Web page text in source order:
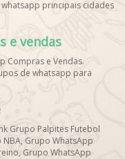
principais cidades
e vendas
Compras e Vendas.
de whatsapp para
Grupo Palpites Futebol
Grupo WhatsApp
Grupo WhatsApp